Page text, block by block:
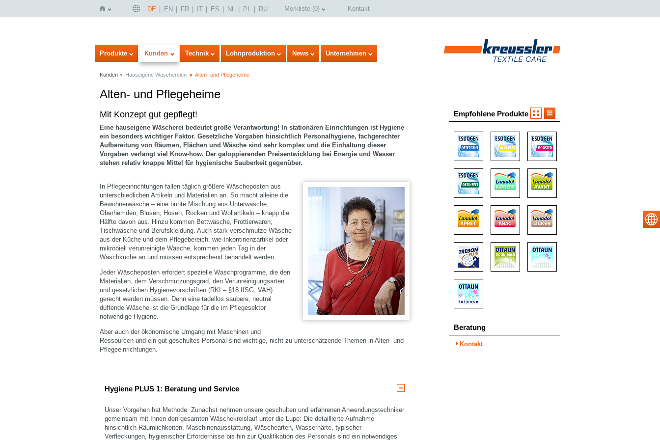
Startseite
DE EN FR IT ES NL PL RU Merkliste (0) Kontakt
Produkte Kunden Technik Lohnproduktion News Unternehmen
Kunden Hauseigene Wäschereien Alten- und Pflegeheime
Alten- und Pflegeheime
Mit Konzept gut gepflegt!
Eine hauseigene Wäscherei bedeutet große Verantwortung! In stationären Einrichtungen ist Hygiene
ein besonders wichtiger Faktor. Gesetzliche Vorgaben hinsichtlich Personalhygiene, fachgerechter
Aufbereitung von Räumen, Flächen und Wäsche sind sehr komplex und die Einhaltung dieser
Vorgaben verlangt viel Know-how. Der galoppierenden Preisentwicklung bei Energie und Wasser
stehen relativ knappe Mittel für hygienische Sauberkeit gegenüber.
In Pflegeeinrichtungen fallen täglich größere Wäscheposten aus
unterschiedlichen Artikeln und Materialien an. So macht alleine die
Bewohnerwäsche – eine bunte Mischung aus Unterwäsche,
Oberhemden, Blusen, Hosen, Röcken und Wollartikeln – knapp die
Hälfte davon aus. Hinzu kommen Bettwäsche, Frottierwaren,
Tischwäsche und Berufskleidung. Auch stark verschmutze Wäsche
aus der Küche und dem Pflegebereich, wie Inkontinenzartikel oder
mikrobiell verunreinigte Wäsche, kommen jeden Tag in der
Waschküche an und müssen entsprechend behandelt werden.
Jeder Wäscheposten erfordert spezielle Waschprogramme, die den
Materialien, dem Verschmutzungsgrad, den Verunreinigungsarten
und gesetzlichen Hygienevorschriften (RKI – §18 IfSG, VAH)
gerecht werden müssen. Denn eine tadellos saubere, neutral
duftende Wäsche ist die Grundlage für die im Pflegesektor
notwendige Hygiene.
Aber auch der ökonomische Umgang mit Maschinen und
Ressourcen und ein gut geschultes Personal sind wichtige, nicht zu unterschätzende Themen in Alten- und
Pflegeeinrichtungen.
Hygiene PLUS 1: Beratung und Service
Unser Vorgehen hat Methode. Zunächst nehmen unsere geschulten und erfahrenen Anwendungstechniker
gemeinsam mit Ihnen den gesamten Wäschekreislauf unter die Lupe: Die detaillierte Aufnahme
hinsichtlich Räumlichkeiten, Maschinenausstattung, Wäschearten, Wasserhärte, typischer
Verfleckungen, hygienischer Erfordernisse bis hin zur Qualifikation des Personals sind ein notwendiges
Empfohlene Produkte
Listendarstellung
Beratung
Kontakt
select language